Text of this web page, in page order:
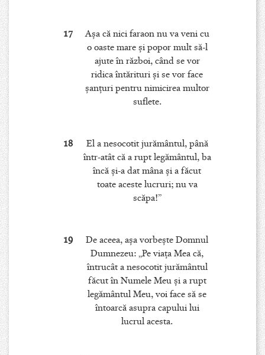
17
Aşa că nici faraon nu va veni cu
o oaste mare şi popor mult să-l
ajute în război, când se vor
ridica întărituri şi se vor face
şanţuri pentru nimicirea multor
suflete.
18
El a nesocotit jurământul, până
într-atât că a rupt legământul, ba
încă şi-a dat mâna şi a făcut
toate aceste lucruri; nu va
scăpa!”
19
De aceea, aşa vorbeşte Domnul
Dumnezeu: „Pe viaţa Mea că,
întrucât a nesocotit jurământul
făcut în Numele Meu şi a rupt
legământul Meu, voi face să se
întoarcă asupra capului lui
lucrul acesta.